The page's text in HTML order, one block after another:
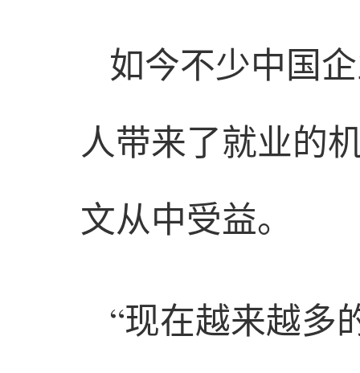
如今不少中国
人带来了就业的
文从中受益。
“现在越来越多